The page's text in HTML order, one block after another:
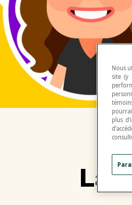
La
Nous
site (y
plus